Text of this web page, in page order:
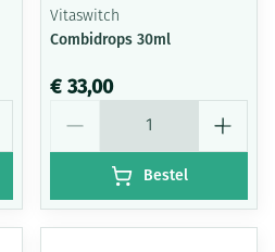
Vitaswitch
Combidrops 30ml
€ 33,00
Bestel